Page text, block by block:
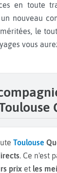
en toute
nouveau
le
vous
Toulouse
. Ce n'est
prix et les